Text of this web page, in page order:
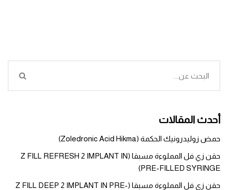
أحدث المقالات
حمض زوليدرونيك الحكمة (Zoledronic Acid Hikma)
حقن زي فل المملوءة مسبقا (Z FILL REFRESH 2 IMPLANT IN
PRE-FILLED SYRINGE)
حقن زي فل المملوءة مسبقا (Z FILL DEEP 2 IMPLANT IN PRE-